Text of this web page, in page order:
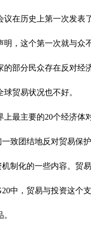
在历史上第一次发
这个第一次就与众
部分民众存在反对
贸易状况也不好。
主要的20个经济体
团结地反对贸易保护
化的一些内容。贸
中，贸易与投资这